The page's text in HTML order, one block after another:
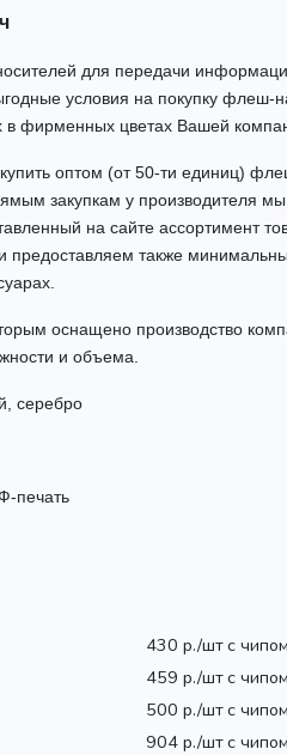
для передачи
условия на покупку флеш-
фирменных цветах Вашей
оптом (от 50-ти единиц)
закупкам у производителя
на сайте ассортимент
предоставляем также
оснащено производство
и объема.
серебро
печать
430 р./штс чипом
459 р./штс чипом
500 р./штс чипом
904 р./штс чипом